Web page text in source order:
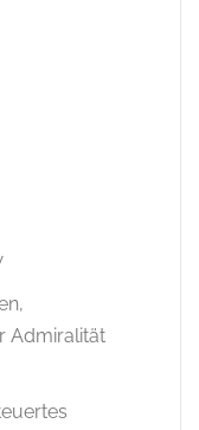
Admiralität